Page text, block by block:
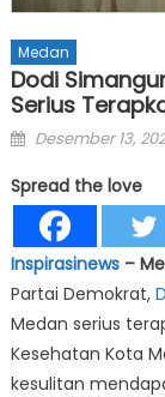
Medan
Dodi
Serius
Posted
Desember 13,
Spread the love
Inspirasinews–
Partai Demokrat,
Medan serius
Kesehatan Kota
kesulitan